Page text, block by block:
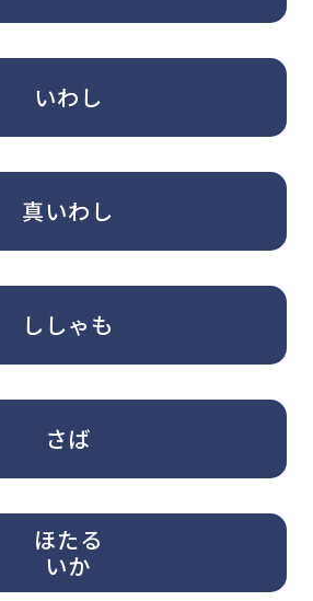
いわし
真いわし
ししゃも
さば
ほたる
いか